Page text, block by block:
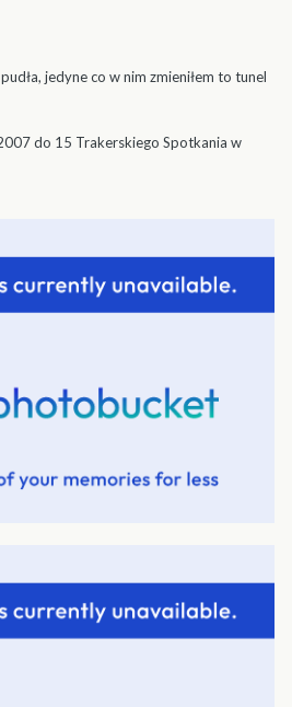
jedyne co w nim zmieniłem to tunel
do 15 Trakerskiego Spotkania w